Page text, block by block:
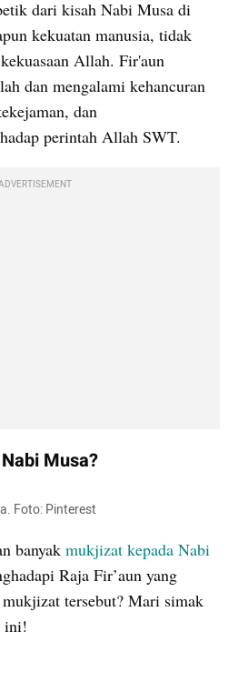
dari kisah Nabi Musa di
kekuatan manusia, tidak
Allah. Fir'aun
dan mengalami kehancuran
dan
perintah Allah SWT.
Musa?
Foto: Pinterest
banyak mukjizat kepada Nabi
Raja Fir’aun yang
tersebut? Mari simak
ini!